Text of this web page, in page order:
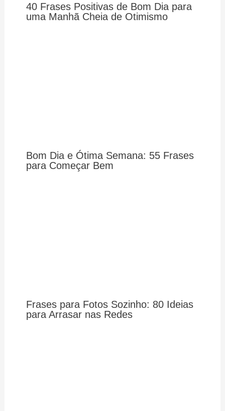
40 Frases Positivas de Bom Dia para
uma Manhã Cheia de Otimismo
Bom Dia e Ótima Semana: 55 Frases
para Começar Bem
Frases para Fotos Sozinho: 80 Ideias
para Arrasar nas Redes